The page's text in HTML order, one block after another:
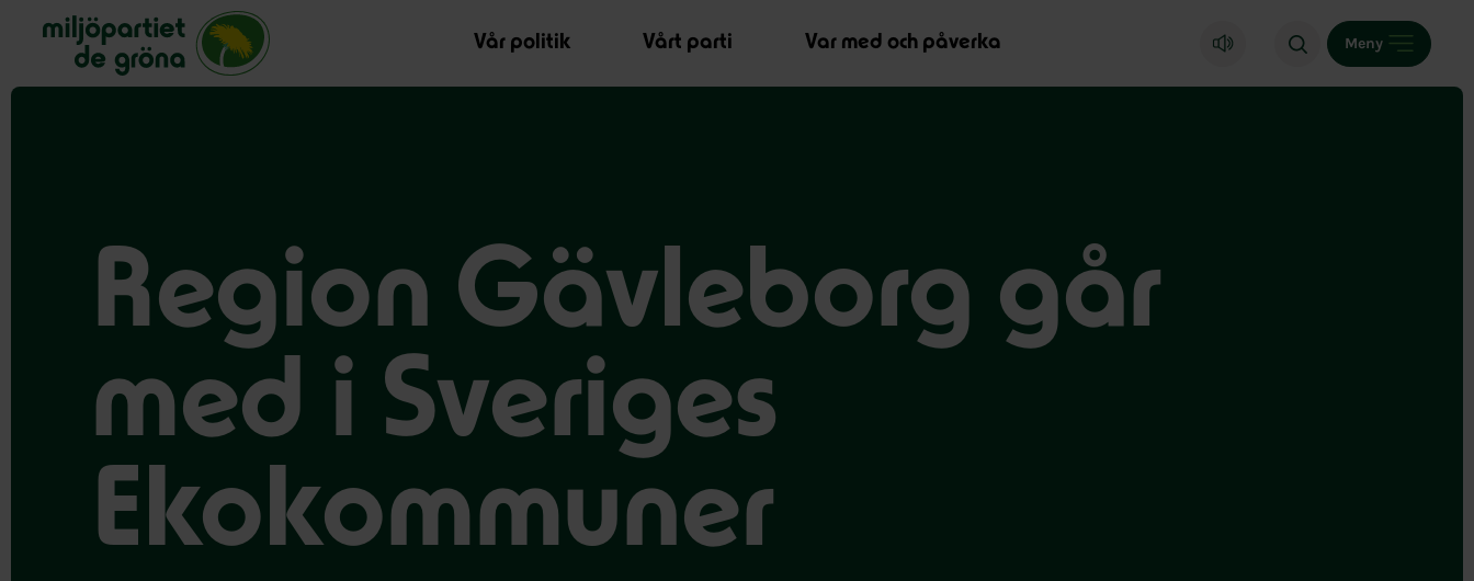
Miljöpartiet de gröna, startsida
Vår politik
Vårt parti Var med och påverka Meny
Region Gävleborg går
med i Sveriges
Ekokommuner